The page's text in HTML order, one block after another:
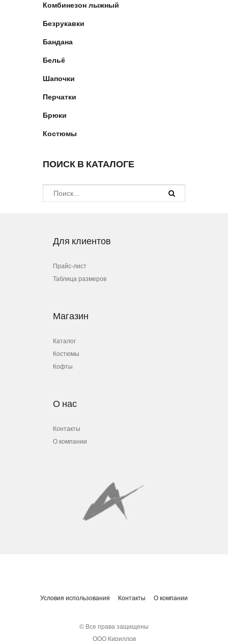
Комбинезон лыжный
Безрукавки
Бандана
Бельё
Шапочки
Перчатки
Брюки
Костюмы
ПОИСК В КАТАЛОГЕ
Для клиентов
Прайс-лист
Таблица размеров
Магазин
Каталог
Костюмы
Кофты
О нас
Контакты
О компании
Условия использования Контакты О компании
© Все права защищены
ООО Кириллов